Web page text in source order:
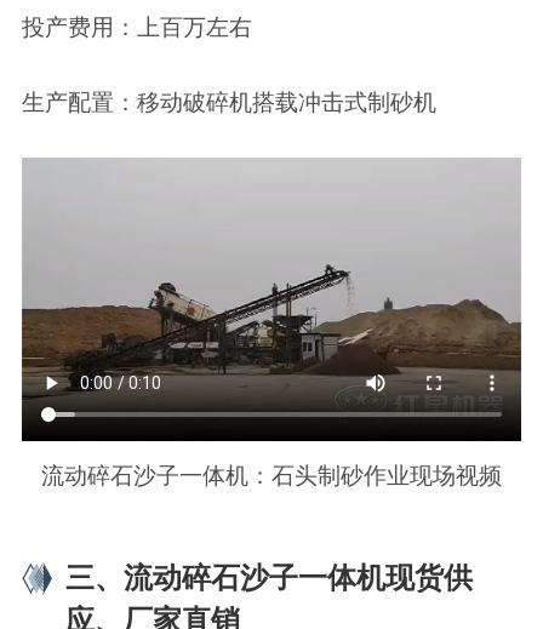
投产费用：上百万左右
生产配置：移动破碎机搭载冲击式制砂机
流动碎石沙子一体机：石头制砂作业现场视频
三、流动碎石沙子一体机现货供
应、厂家直销